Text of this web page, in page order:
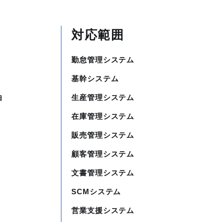
対応範囲
勤怠管理システム
基幹システム
生産管理システム
在庫管理システム
販売管理システム
顧客管理システム
文書管理システム
SCMシステム
営業支援システム